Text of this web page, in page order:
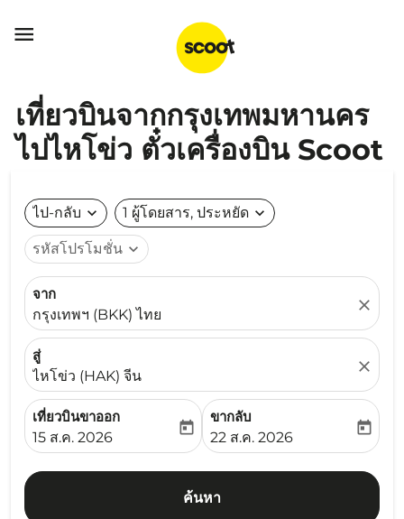

เที่ยวบินจากกรุงเทพมหานคร
ไปไหโข่ว ตั๋วเครื่องบิน Scoot
ไป-กลับ expand_more 1 ผู้โดยสาร, ประหยัด expand_more
รหัสโปรโมชั่น expand_more
จาก
กรุงเทพฯ (BKK) ไทย
close
สู่
ไหโข่ว (HAK) จีน
close
เที่ยวบินขาออก
fc-booking-departure-date-aria-label
15 ส.ค. 2026
today
ขากลับ
fc-booking-return-date-
22 ส.ค. 2026
today
ค้นหา